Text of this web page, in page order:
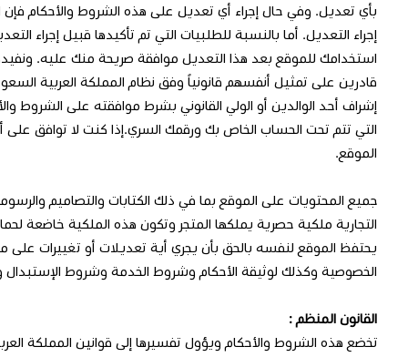
بأي تعديل. وفي حال إجراء أي تعديل على هذه الشروط والأحكام
إجراء التعديل. أما بالنسبة للطلبيات التي تم تأكيدها قبيل إجراء
استخدامك للموقع بعد هذا التعديل موافقة صريحة منك عليه. ونفيدكم
إشراف أحد الوالدين أو الولي القانوني بشرط موافقته على
التي تتم تحت الحساب الخاص بك ورقمك السري.إذا كنت لا توافق
الموقع.‬
جميع المحتويات على الموقع بما في ذلك الكتابات والتصاميم
التجارية ملكية حصرية يملكها المتجر وتكون هذه الملكية خاضعة
يحتفظ الموقع لنفسه بالحق بأن يجري أية تعديلات أو تغييرات
الخصوصية وكذلك لوثيقة الأحكام وشروط الخدمة وشروط الإستبدال
القانون المنظم :
تخضع هذه الشروط والأحكام ويؤول تفسيرها إلى قوانين المملكة